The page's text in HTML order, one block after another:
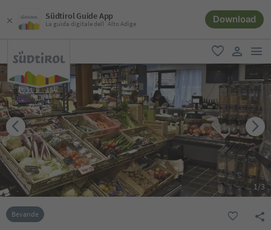
Südtirol Guide App
La guida digitale dell´Alto Adige Download
favoriti
user link
1/3
Bevande